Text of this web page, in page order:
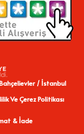
/ İstanbul
Ve Çerez Politikası
& İade